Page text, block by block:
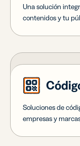
Una solución
contenidos y tu
Soluciones de
empresas y